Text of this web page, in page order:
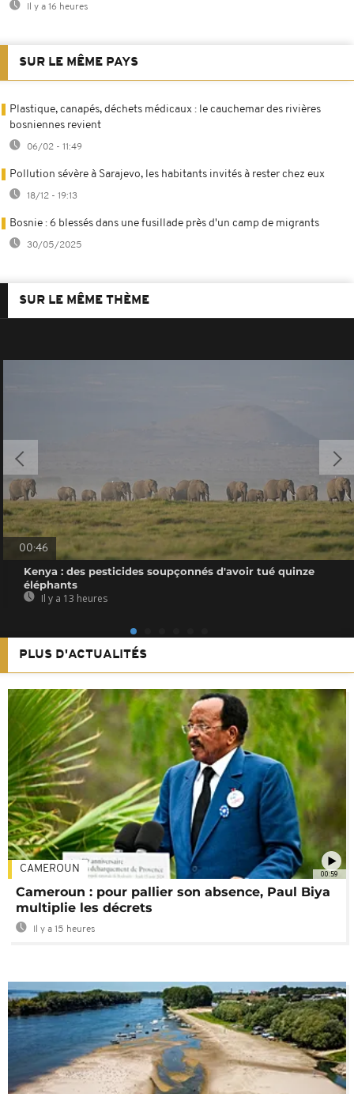
Il y a 16 heures
SUR LE MÊME PAYS
Plastique, canapés, déchets médicaux : le cauchemar des rivières
bosniennes revient
06/02 - 11:49
Pollution sévère à Sarajevo, les habitants invités à rester chez eux
18/12 - 19:13
Bosnie : 6 blessés dans une fusillade près d'un camp de migrants
30/05/2025
SUR LE MÊME THÈME
00:46
Kenya : des pesticides soupçonnés d'avoir tué quinze
éléphants
Il y a 13 heures
PLUS D'ACTUALITÉS
00:59
CAMEROUN
Cameroun : pour pallier son absence, Paul Biya
multiplie les décrets
Il y a 15 heures